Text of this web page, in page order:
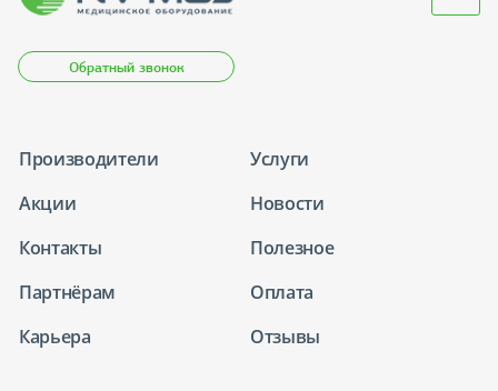
Обратный звонок
Производители
Услуги
Акции
Новости
Контакты
Полезное
Партнёрам
Оплата
Карьера
Отзывы